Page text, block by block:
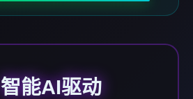
智能AI驱动